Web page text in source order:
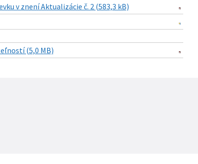
v znení Aktualizácie č. 2 (583,3 kB)
(5,0 MB)